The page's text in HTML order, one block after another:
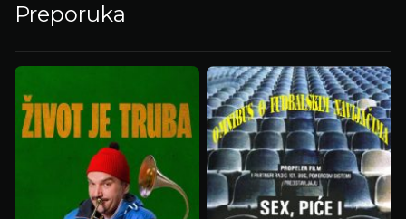
Preporuka